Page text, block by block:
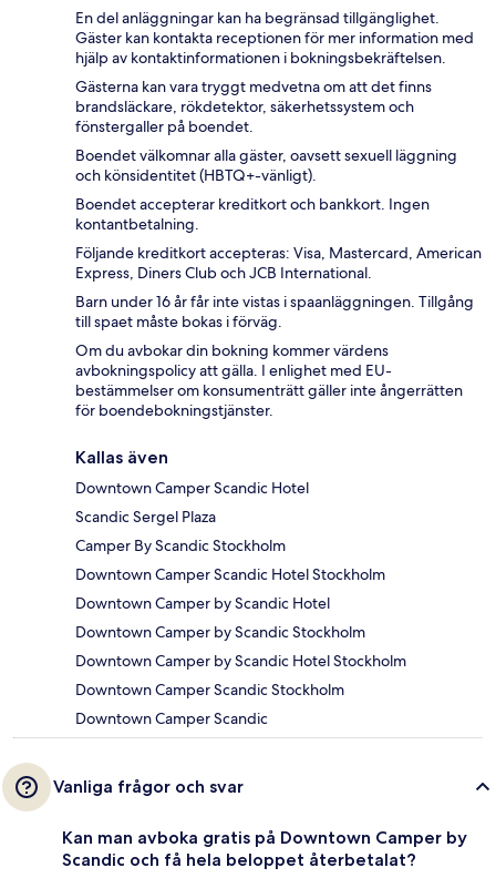
En del anläggningar kan ha begränsad tillgänglighet.
Gäster kan kontakta receptionen för mer information med
hjälp av kontaktinformationen i bokningsbekräftelsen.
Gästerna kan vara tryggt medvetna om att det finns
brandsläckare, rökdetektor, säkerhetssystem och
fönstergaller på boendet.
Boendet välkomnar alla gäster, oavsett sexuell läggning
och könsidentitet (HBTQ+-vänligt).
Boendet accepterar kreditkort och bankkort. Ingen
kontantbetalning.
Följande kreditkort accepteras: Visa, Mastercard, American
Express, Diners Club och JCB International.
Barn under 16 år får inte vistas i spaanläggningen. Tillgång
till spaet måste bokas i förväg.
Om du avbokar din bokning kommer värdens
avbokningspolicy att gälla. I enlighet med EU-
bestämmelser om konsumenträtt gäller inte ångerrätten
för boendebokningstjänster.
Kallas även
Downtown Camper Scandic Hotel
Scandic Sergel Plaza
Camper By Scandic Stockholm
Downtown Camper Scandic Hotel Stockholm
Downtown Camper by Scandic Hotel
Downtown Camper by Scandic Stockholm
Downtown Camper by Scandic Hotel Stockholm
Downtown Camper Scandic Stockholm
Downtown Camper Scandic
Vanliga frågor och svar
Kan man avboka gratis på Downtown Camper by
Scandic och få hela beloppet återbetalat?